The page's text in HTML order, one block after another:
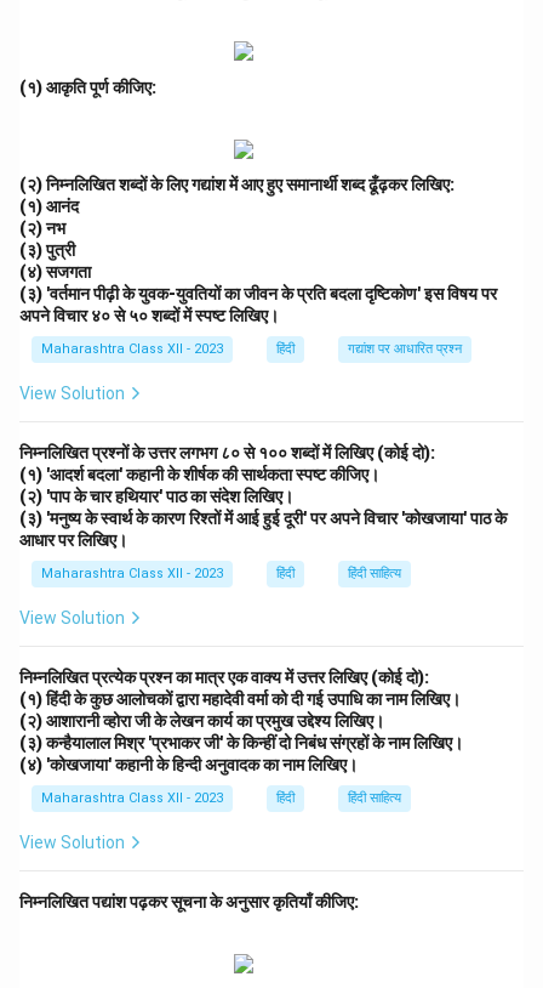
(१) आकृति पूर्ण कीजिए:
(२) निम्नलिखित शब्दों के लिए गद्यांश में आए हुए समानार्थी शब्द ढूँढ़कर लिखिए:
(१) आनंद
(२) नभ
(३) पुत्री
(४) सजगता
(३) 'वर्तमान पीढ़ी के युवक-युवतियों का जीवन के प्रति बदला दृष्टिकोण' इस विषय पर
अपने विचार ४० से ५० शब्दों में स्पष्ट लिखिए।
Maharashtra Class XII - 2023 हिंदी गद्यांश पर आधारित प्रश्न
View Solution
निम्नलिखित प्रश्नों के उत्तर लगभग ८० से १०० शब्दों में लिखिए (कोई दो):
(१) 'आदर्श बदला' कहानी के शीर्षक की सार्थकता स्पष्ट कीजिए।
(२) 'पाप के चार हथियार' पाठ का संदेश लिखिए।
(३) 'मनुष्य के स्वार्थ के कारण रिश्तों में आई हुई दूरी' पर अपने विचार 'कोखजाया' पाठ के
आधार पर लिखिए।
Maharashtra Class XII - 2023 हिंदी हिंदी साहित्य
View Solution
निम्नलिखित प्रत्येक प्रश्न का मात्र एक वाक्य में उत्तर लिखिए (कोई दो):
(१) हिंदी के कुछ आलोचकों द्वारा महादेवी वर्मा को दी गई उपाधि का नाम लिखिए।
(२) आशारानी व्होरा जी के लेखन कार्य का प्रमुख उद्देश्य लिखिए।
(३) कन्हैयालाल मिश्र 'प्रभाकर जी' के किन्हीं दो निबंध संग्रहों के नाम लिखिए।
(४) 'कोखजाया' कहानी के हिन्दी अनुवादक का नाम लिखिए।
Maharashtra Class XII - 2023 हिंदी हिंदी साहित्य
View Solution
निम्नलिखित पद्यांश पढ़कर सूचना के अनुसार कृतियाँ कीजिए: